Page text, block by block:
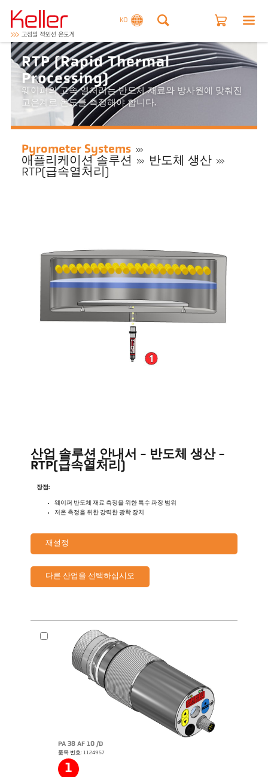
KO
RTP (Rapid Thermal
Processing)
웨이퍼의 고속 열처리는 반도체 재료와 방사원에 맞춰진
고온계로 온도를 측정해야 합니다.
Pyrometer Systems
애플리케이션 솔루션
반도체 생산
RTP(급속열처리)
산업 솔루션 안내서 - 반도체 생산 -
RTP(급속열처리)
장점:
웨이퍼 반도체 재료 측정을 위한 특수 파장 범위
저온 측정을 위한 강력한 광학 장치
재설정
다른 산업을 선택하십시오
PA 38 AF 10 /D
품목 번호: 1124957
1